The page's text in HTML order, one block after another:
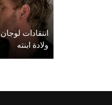
انتقادات
ولادة ابنته